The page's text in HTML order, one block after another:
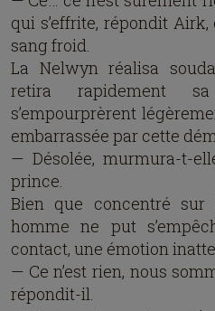
qui s’effrite, répondit
sang froid.
La Nelwyn réalisa
retira rapidement
s’empourprèrent
embarrassée par cette
— Désolée, murmura-t-
prince.
Bien que concentré
homme ne put
contact, une émotion
— Ce n’est rien, nous
répondit-il.